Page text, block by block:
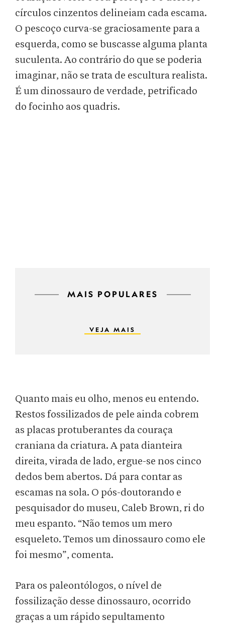
círculos cinzentos delineiam cada escama.
O pescoço curva-se graciosamente para a
esquerda, como se buscasse alguma planta
suculenta. Ao contrário do que se poderia
imaginar, não se trata de escultura realista.
É um dinossauro de verdade, petrificado
do focinho aos quadris.
MAIS POPULARES
VEJA MAIS
Quanto mais eu olho, menos eu entendo.
Restos fossilizados de pele ainda cobrem
as placas protuberantes da couraça
craniana da criatura. A pata dianteira
direita, virada de lado, ergue-se nos cinco
dedos bem abertos. Dá para contar as
escamas na sola. O pós-doutorando e
pesquisador do museu, Caleb Brown, ri do
meu espanto. “Não temos um mero
esqueleto. Temos um dinossauro como ele
foi mesmo”, comenta.
Para os paleontólogos, o nível de
fossilização desse dinossauro, ocorrido
graças a um rápido sepultamento